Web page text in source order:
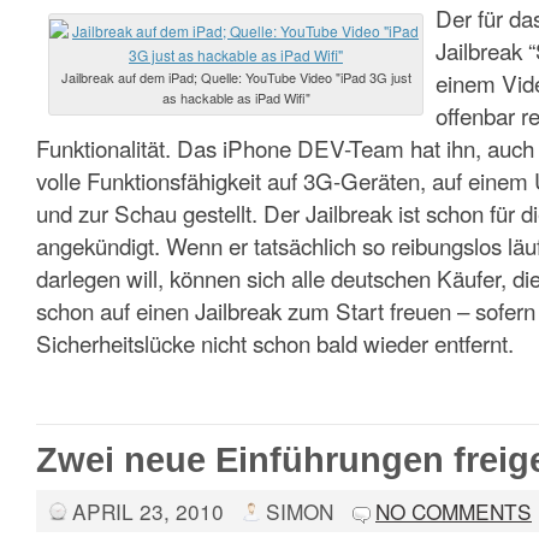
Jailbreak auf dem iPad; Quelle: YouTube Video "iPad 3G just
as hackable as iPad Wifi"
Der für
Jailbreak
einem
offenbar
Funktionalität. Das iPhone DEV-Team hat ihn,
volle Funktionsfähigkeit auf 3G-Geräten, auf
und zur Schau gestellt. Der Jailbreak ist schon für
angekündigt. Wenn er tatsächlich so reibungslos
darlegen will, können sich alle deutschen Käufer,
schon auf einen Jailbreak zum Start freuen –
Sicherheitslücke nicht schon bald wieder entfernt.
Zwei neue Einführungen
APRIL 23, 2010 SIMON NO COMMENTS